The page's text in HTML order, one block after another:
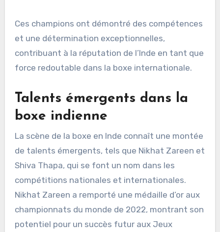
Ces champions ont démontré des compétences
et une détermination exceptionnelles,
contribuant à la réputation de l’Inde en tant que
force redoutable dans la boxe internationale.
Talents émergents dans la
boxe indienne
La scène de la boxe en Inde connaît une montée
de talents émergents, tels que Nikhat Zareen et
Shiva Thapa, qui se font un nom dans les
compétitions nationales et internationales.
Nikhat Zareen a remporté une médaille d’or aux
championnats du monde de 2022, montrant son
potentiel pour un succès futur aux Jeux